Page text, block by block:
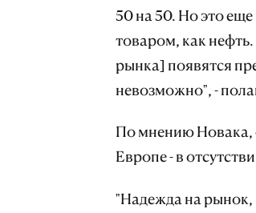
50 на 50. Но это
товаром, как
рынка] появятся
невозможно", -
По мнению Новака,
Европе - в
"Надежда на рынок,